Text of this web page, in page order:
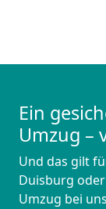
Ein
Umzug –
Und das gilt
Duisburg
Umzug bei